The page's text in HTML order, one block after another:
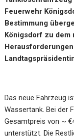
Feuerwehr
Bestimmung
Königsdorf zu dem
Das neue Fahrzeug
Wassertank. Bei der
Gesamtpreis von ~
unterstützt. Die